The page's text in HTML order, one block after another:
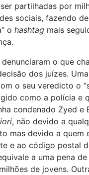
partilhadas por
sociais, fazendo de
o hashtag mais
o que
dos juízes.
o seu veredicto o
como a polícia e
condenado Zyed e
, não devido a
mas devido a quem
e ao código postal
a uma pena
de jovens.